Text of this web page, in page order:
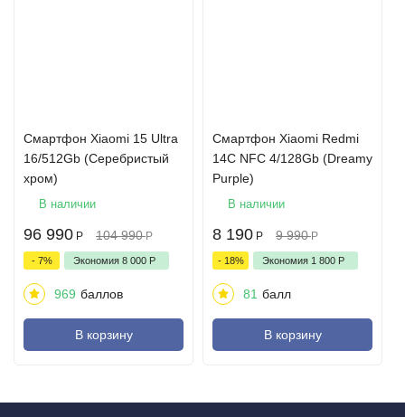
Смартфон Xiaomi 15 Ultra
16/512Gb (Серебристый
хром)
В наличии
96 990 Р 104 990 Р
- 7% Экономия 8 000 Р
969 баллов
В корзину
Смартфон Xiaomi Redmi
14C NFC 4/128Gb (Dreamy
Purple)
В наличии
8 190 Р 9 990 Р
- 18% Экономия 1 800 Р
81 балл
В корзину